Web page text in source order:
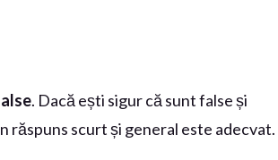
. Dacă ești sigur că sunt false și
scurt și general este adecvat.